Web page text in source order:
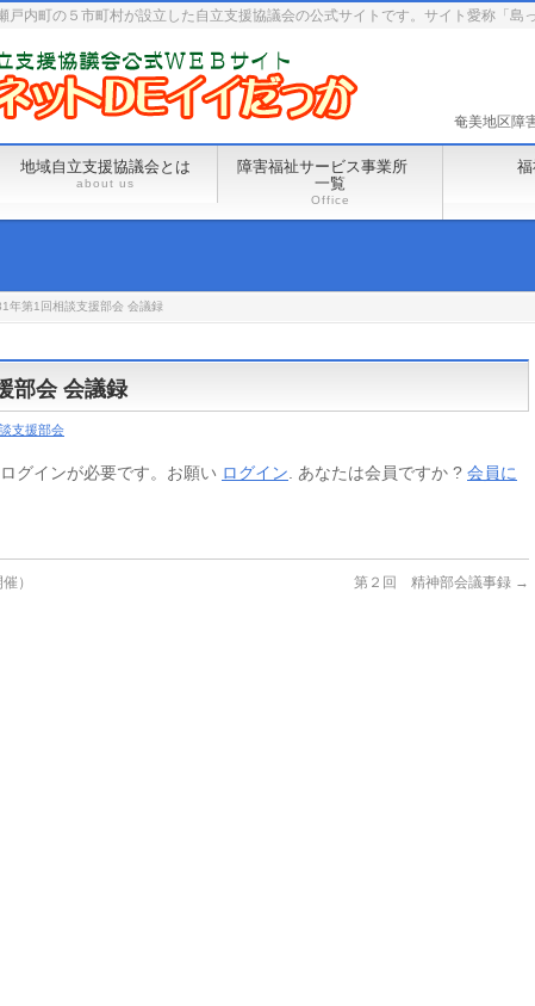
内町の５市町村が設立した自立支援協議会の公式サイトです。サイト愛称「島
奄美地区障
地域自立支援協議会とは
about us
障害福祉サービス事業所
一覧
Office
年第1回相談支援部会 会議録
部会 会議録
支援部会
グインが必要です。お願い ログイン . あなたは会員ですか ? 会員に
） 第２回 精神部会議事録 →